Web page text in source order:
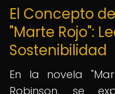
El Concepto
"Marte Rojo":
Sostenibilidad
En la novela
Robinson, se